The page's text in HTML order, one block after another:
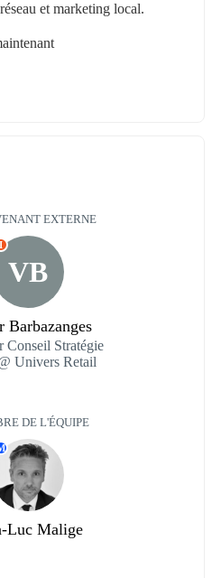
et marketing local.
EXTERNE
VB
I
Barbazanges
Conseil Stratégie
Univers Retail
DE L'ÉQUIPE
Luc Malige